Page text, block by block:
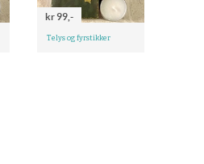
kr 99,-
Telys og fyrstikker